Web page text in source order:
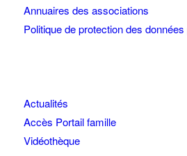
Annuaires des associations
Politique de protection des
Actualités
Accès Portail famille
Vidéothèque